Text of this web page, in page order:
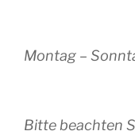
Montag –
Bitte beachten